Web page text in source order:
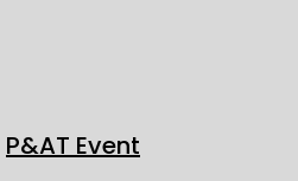
P&AT Event